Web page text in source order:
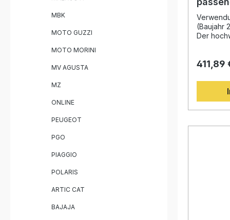
MBK
MOTO GUZZI
MOTO MORINI
MV AGUSTA
MZ
ONLINE
PEUGEOT
PGO
PIAGGIO
POLARIS
ARTIC CAT
BAJAJA
in Italien Steigerung von Leistung und
Drehmoment Lieferumfang:
Pipe
2021-
(Baujahr
Der
aus der
Die
Auspuff
411,89